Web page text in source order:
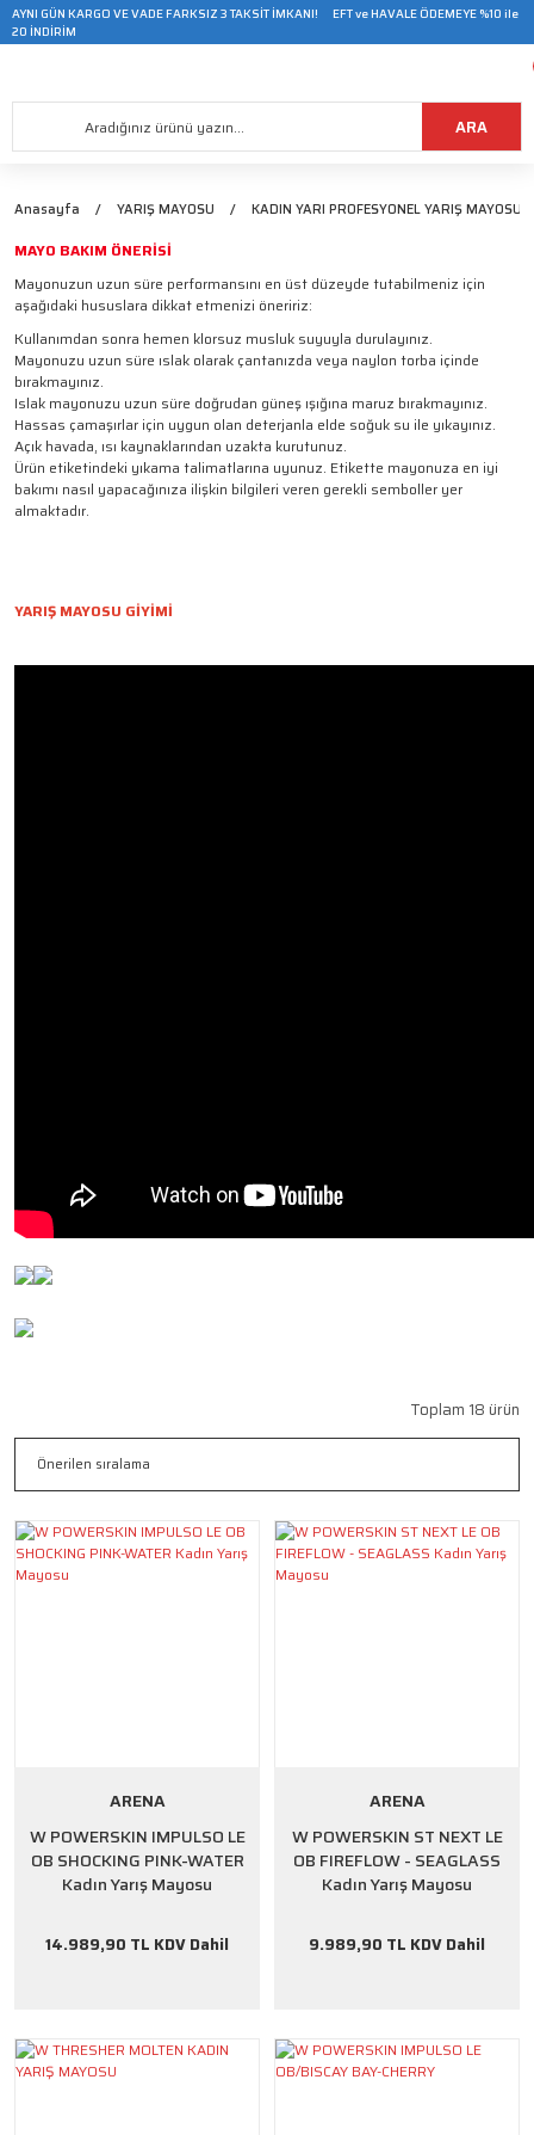
AYNI GÜN KARGO VE VADE FARKSIZ 3 TAKSİT İMKANI! EFT ve HAVALE ÖDEMEYE %10 ile
20 İNDİRİM
ARA
Anasayfa YARIŞ MAYOSU KADIN YARI PROFESYONEL YARIŞ MAYOSU
MAYO BAKIM ÖNERİSİ
Mayonuzun uzun süre performansını en üst düzeyde tutabilmeniz için
aşağıdaki hususlara dikkat etmenizi öneririz:
Kullanımdan sonra hemen klorsuz musluk suyuyla durulayınız.
Mayonuzu uzun süre ıslak olarak çantanızda veya naylon torba içinde
bırakmayınız.
Islak mayonuzu uzun süre doğrudan güneş ışığına maruz bırakmayınız.
Hassas çamaşırlar için uygun olan deterjanla elde soğuk su ile yıkayınız.
Açık havada, ısı kaynaklarından uzakta kurutunuz.
Ürün etiketindeki yıkama talimatlarına uyunuz. Etikette mayonuza en iyi
bakımı nasıl yapacağınıza ilişkin bilgileri veren gerekli semboller yer
almaktadır.
YARIŞ MAYOSU GİYİMİ
Toplam 18 ürün
ARENA
W POWERSKIN IMPULSO LE
OB SHOCKING PINK-WATER
Kadın Yarış Mayosu
14.989,90 TL KDV Dahil
ARENA
W POWERSKIN ST NEXT LE
OB FIREFLOW - SEAGLASS
Kadın Yarış Mayosu
9.989,90 TL KDV Dahil